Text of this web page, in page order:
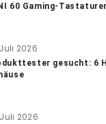
60 Gaming-
2026
gesucht: 6
2026